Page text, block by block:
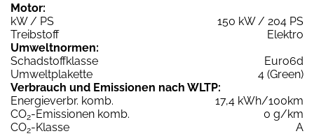
Motor:
kW / PS
150 kW / 204 PS
Treibstoff
Elektro
Umweltnormen:
Schadstoffklasse
Euro6d
Umweltplakette
4 (Green)
Verbrauch und Emissionen nach WLTP:
Energieverbr. komb.
17,4 kWh/100km
CO2-Emissionen komb.
0 g/km
CO2-Klasse
A